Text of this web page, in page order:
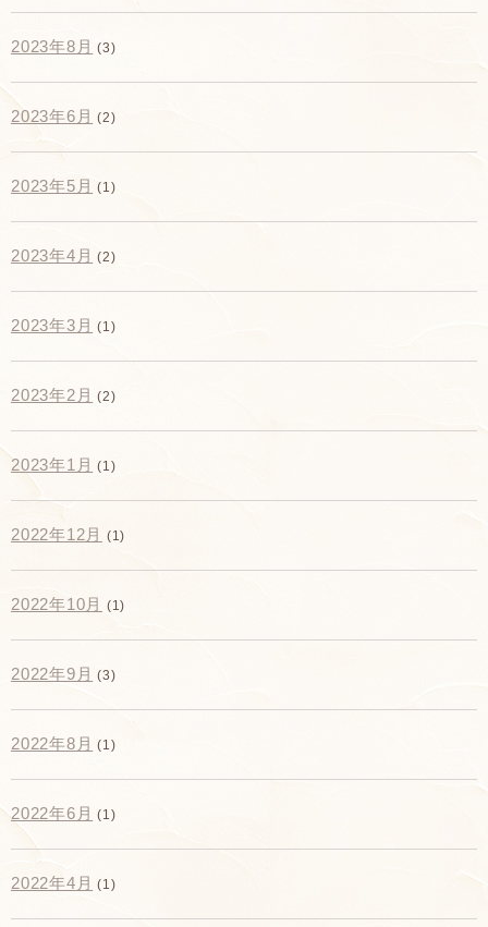
2023年8月 (3)
2023年6月 (2)
2023年5月 (1)
2023年4月 (2)
2023年3月 (1)
2023年2月 (2)
2023年1月 (1)
2022年12月 (1)
2022年10月 (1)
2022年9月 (3)
2022年8月 (1)
2022年6月 (1)
2022年4月 (1)